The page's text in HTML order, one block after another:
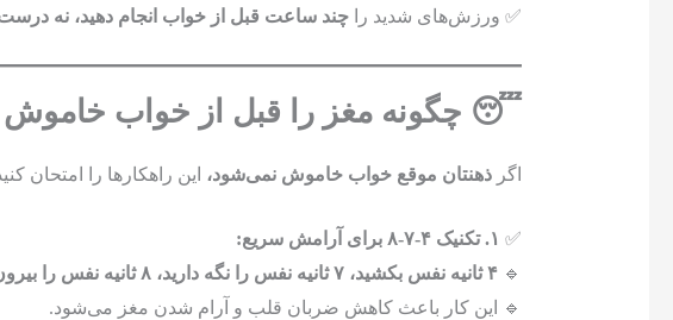
✅ ورزش‌های شدید را چند ساعت قبل از خواب انجام دهید، نه
😴 چگونه مغز را قبل از خواب
اگر ذهنتان موقع خواب خاموش نمی‌شود، این راهکارها را امتحان
✅ ۱. تکنیک ۴-۷-۸ برای آرامش سریع:
🔹 ۴ ثانیه نفس بکشید، ۷ ثانیه نفس را نگه دارید، ۸ ثانیه نفس را بیرون دهید.
🔹 این کار باعث کاهش ضربان قلب و آرام شدن مغز می‌شود.